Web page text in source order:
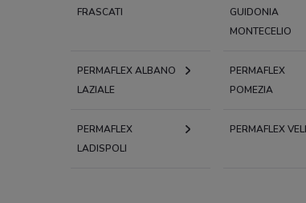
FRASCATI
GUIDONIA
MONTECELIO
PERMAFLEX ALBANO
LAZIALE
PERMAFLEX
POMEZIA
PERMAFLEX
LADISPOLI
PERMAFLEX